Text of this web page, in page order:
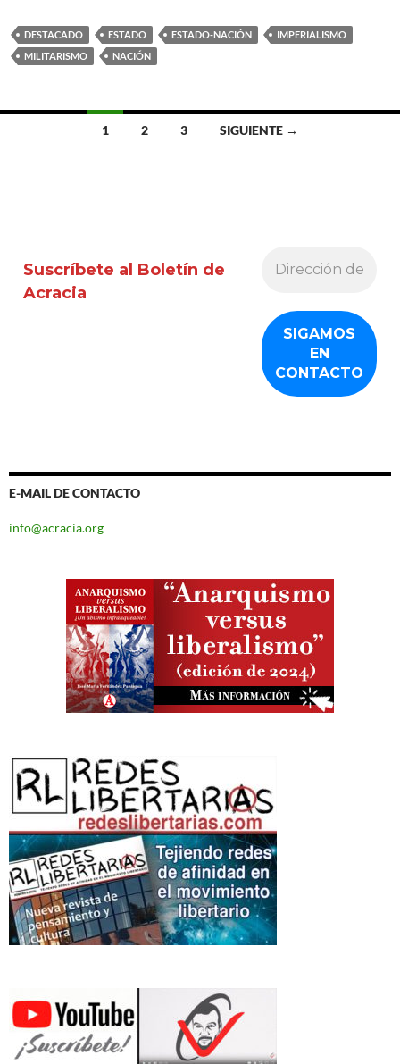
DESTACADO ESTADO ESTADO-NACIÓN
IMPERIALISMO
MILITARISMO
NACIÓN
las
1 2 3 SIGUIENTE →
Suscríbete al Boletín de
Acracia
E-MAIL DE CONTACTO
info@acracia.org